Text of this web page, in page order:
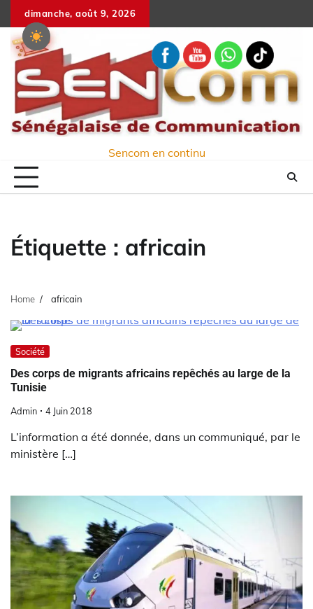
to
content
dimanche, août 9, 2026
Sencom en continu
Étiquette : africain
Home africain
Société
Des corps de migrants africains repêchés au large de la
Tunisie
Admin 4 Juin 2018
L’information a été donnée, dans un communiqué, par le
ministère […]